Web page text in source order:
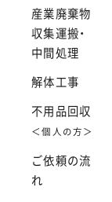
産業廃棄物
収集運搬・
中間処理
解体工事
不用品回収
＜個人の方＞
ご依頼の流
れ